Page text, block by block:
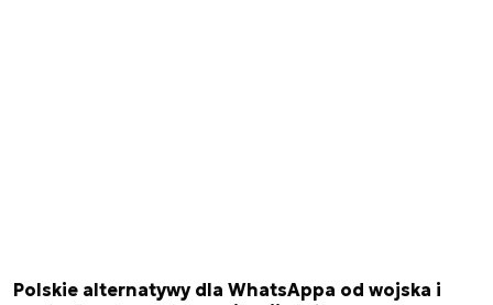
Polskie alternatywy dla WhatsAppa od wojska i